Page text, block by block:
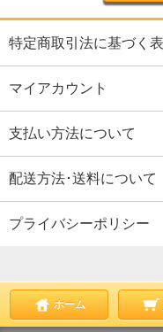
特定商取引法に基づく
マイアカウント
支払い方法について
配送方法･送料について
プライバシーポリシー
ホーム